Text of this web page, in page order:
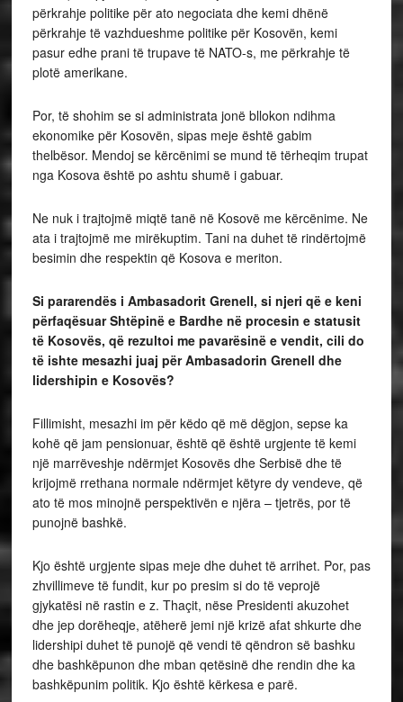
përkrahje politike për ato negociata dhe kemi dhënë
përkrahje të vazhdueshme politike për Kosovën, kemi
pasur edhe prani të trupave të NATO-s, me përkrahje të
plotë amerikane.
Por, të shohim se si administrata jonë bllokon ndihma
ekonomike për Kosovën, sipas meje është gabim
thelbësor. Mendoj se kërcënimi se mund të tërheqim trupat
nga Kosova është po ashtu shumë i gabuar.
Ne nuk i trajtojmë miqtë tanë në Kosovë me kërcënime. Ne
ata i trajtojmë me mirëkuptim. Tani na duhet të rindërtojmë
besimin dhe respektin që Kosova e meriton.
Si pararendës i Ambasadorit Grenell, si njeri që e keni
përfaqësuar Shtëpinë e Bardhe në procesin e statusit
të Kosovës, që rezultoi me pavarësinë e vendit, cili do
të ishte mesazhi juaj për Ambasadorin Grenell dhe
lidershipin e Kosovës?
Fillimisht, mesazhi im për këdo që më dëgjon, sepse ka
kohë që jam pensionuar, është që është urgjente të kemi
një marrëveshje ndërmjet Kosovës dhe Serbisë dhe të
krijojmë rrethana normale ndërmjet këtyre dy vendeve, që
ato të mos minojnë perspektivën e njëra – tjetrës, por të
punojnë bashkë.
Kjo është urgjente sipas meje dhe duhet të arrihet. Por, pas
zhvillimeve të fundit, kur po presim si do të veprojë
gjykatësi në rastin e z. Thaçit, nëse Presidenti akuzohet
dhe jep dorëheqje, atëherë jemi një krizë afat shkurte dhe
lidershipi duhet të punojë që vendi të qëndron së bashku
dhe bashkëpunon dhe mban qetësinë dhe rendin dhe ka
bashkëpunim politik. Kjo është kërkesa e parë.